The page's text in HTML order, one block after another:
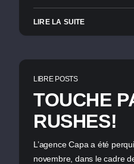
LIRE LA SUITE
LIBRE POSTS
TOUCHE
RUSHES!
L’agence Capa a été
novembre, dans le cadre